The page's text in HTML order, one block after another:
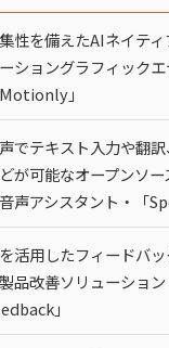
性を備えたAIネイテ
ショングラフィックエ
」
でテキスト入力や翻
が可能なオープンソ
声アシスタント・「
活用したフィードバ
品改善ソリューショ
」